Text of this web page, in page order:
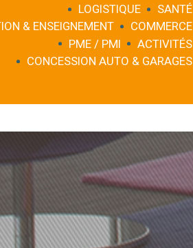
LOGISTIQUE
SANTÉ
& ENSEIGNEMENT
COMMERCE
PME / PMI
ACTIVITÉS
CONCESSION AUTO & GARAGES